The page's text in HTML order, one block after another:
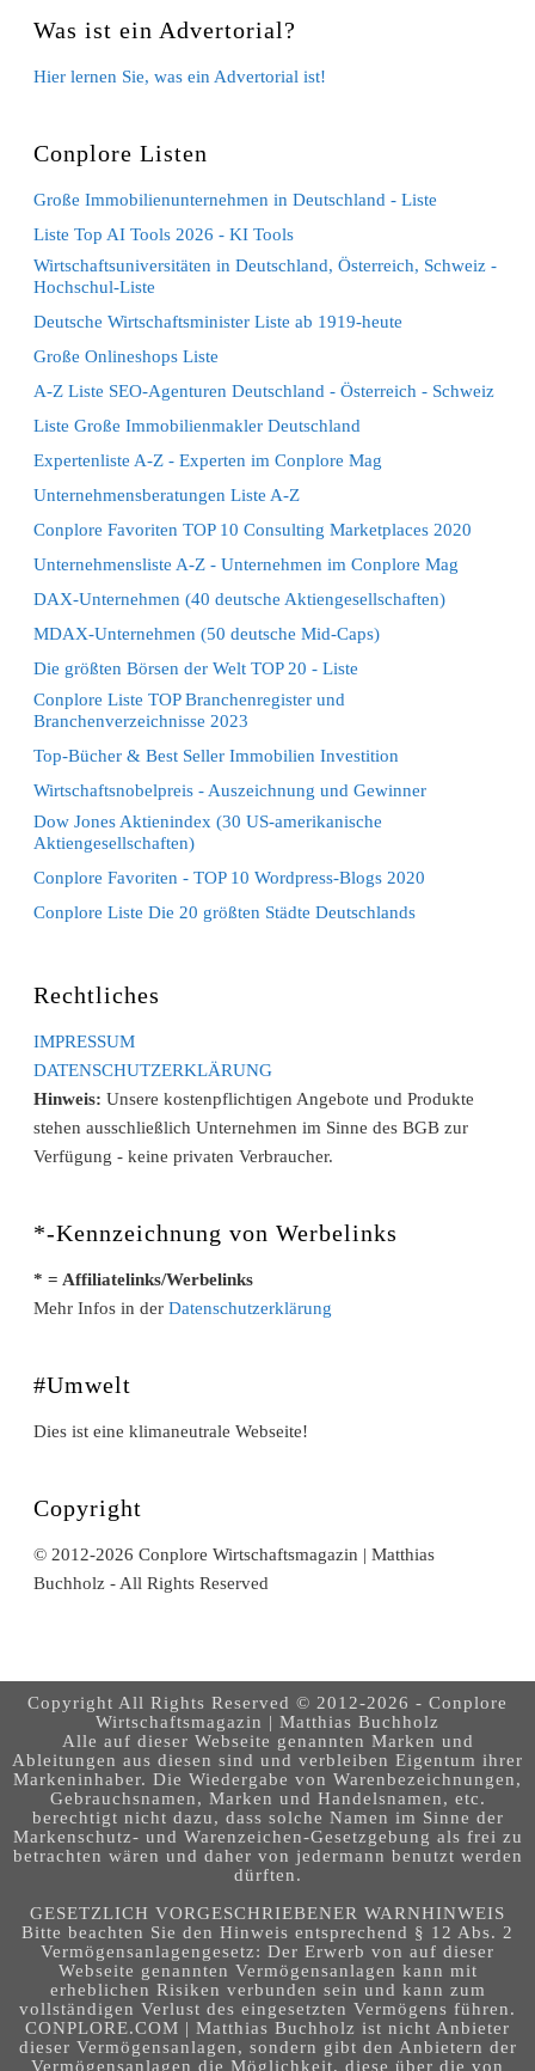
Was ist ein Advertorial?
Hier lernen Sie, was ein Advertorial ist!
Conplore Listen
Große Immobilienunternehmen in Deutschland - Liste
Liste Top AI Tools 2026 - KI Tools
Wirtschaftsuniversitäten in Deutschland, Österreich, Schweiz -
Hochschul-Liste
Deutsche Wirtschaftsminister Liste ab 1919-heute
Große Onlineshops Liste
A-Z Liste SEO-Agenturen Deutschland - Österreich - Schweiz
Liste Große Immobilienmakler Deutschland
Expertenliste A-Z - Experten im Conplore Mag
Unternehmensberatungen Liste A-Z
Conplore Favoriten TOP 10 Consulting Marketplaces 2020
Unternehmensliste A-Z - Unternehmen im Conplore Mag
DAX-Unternehmen (40 deutsche Aktiengesellschaften)
MDAX-Unternehmen (50 deutsche Mid-Caps)
Die größten Börsen der Welt TOP 20 - Liste
Conplore Liste TOP Branchenregister und
Branchenverzeichnisse 2023
Top-Bücher & Best Seller Immobilien Investition
Wirtschaftsnobelpreis - Auszeichnung und Gewinner
Dow Jones Aktienindex (30 US-amerikanische
Aktiengesellschaften)
Conplore Favoriten - TOP 10 Wordpress-Blogs 2020
Conplore Liste Die 20 größten Städte Deutschlands
Rechtliches
IMPRESSUM
DATENSCHUTZERKLÄRUNG
Hinweis: Unsere kostenpflichtigen Angebote und Produkte
stehen ausschließlich Unternehmen im Sinne des BGB zur
Verfügung - keine privaten Verbraucher.
*-Kennzeichnung von Werbelinks
* = Affiliatelinks/Werbelinks
Mehr Infos in derDatenschutzerklärung
#Umwelt
Dies ist eine klimaneutrale Webseite!
Copyright
© 2012-2026 Conplore Wirtschaftsmagazin | Matthias
Buchholz - All Rights Reserved
Copyright All Rights Reserved © 2012-2026 - Conplore
Wirtschaftsmagazin | Matthias Buchholz
Alle auf dieser Webseite genannten Marken und
Ableitungen aus diesen sind und verbleiben Eigentum ihrer
Markeninhaber. Die Wiedergabe von Warenbezeichnungen,
Gebrauchsnamen, Marken und Handelsnamen, etc.
berechtigt nicht dazu, dass solche Namen im Sinne der
Markenschutz- und Warenzeichen-Gesetzgebung als frei zu
betrachten wären und daher von jedermann benutzt werden
dürften.
GESETZLICH VORGESCHRIEBENER WARNHINWEIS
Bitte beachten Sie den Hinweis entsprechend § 12 Abs. 2
Vermögensanlagengesetz: Der Erwerb von auf dieser
Webseite genannten Vermögensanlagen kann mit
erheblichen Risiken verbunden sein und kann zum
vollständigen Verlust des eingesetzten Vermögens führen.
CONPLORE.COM | Matthias Buchholz ist nicht Anbieter
dieser Vermögensanlagen, sondern gibt den Anbietern der
Vermögensanlagen die Möglichkeit, diese über die von